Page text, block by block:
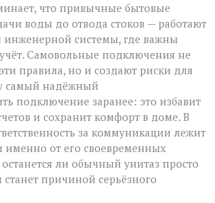
что привычные бытовые
воды до отвода стоков — работают
инженерной системы, где важны
Самовольные подключения не
правила, но и создают риски для
самый надёжный
подключение заранее: это избавит
и сохранит комфорт в доме. В
за коммуникации лежит
именно от его своевременных
ли обычный унитаз просто
причиной серьёзного